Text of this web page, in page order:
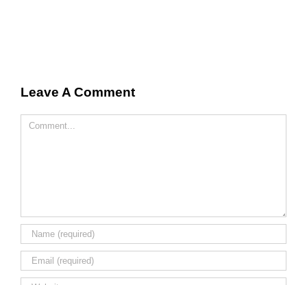
Leave A Comment
Comment